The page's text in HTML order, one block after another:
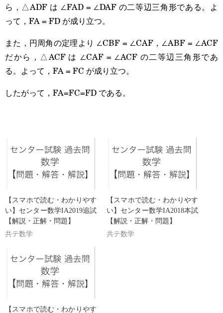
ら，△ADF は ∠FAD = ∠DAF の二等辺三角形である。よ
って，FA = FD が成り立つ。
また，円周角の定理より ∠CBF = ∠CAF，∠ABF = ∠ACF
だから，△ACF は ∠CAF = ∠ACF の二等辺三角形であ
る。よって，FA = FC が成り立つ。
したがって，FA=FC=FD である。
【スマホで読む・わかりやす
い】センター数学IA2019追試
【解説・正解・問題】
共テ数学
【スマホで読む・わかりやす
い】センター数学IA2018本試
【解説・正解・問題】
共テ数学
【スマホで読む・わかりやす